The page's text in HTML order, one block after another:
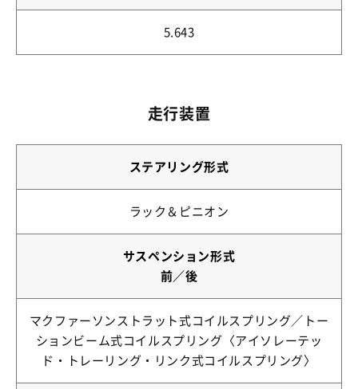
5.643
走行装置
ステアリング形式
ラック＆ピニオン
サスペンション形式
前／後
マクファーソンストラット式コイルスプリング／トー
ションビーム式コイルスプリング〈アイソレーテッ
ド・トレーリング・リンク式コイルスプリング〉